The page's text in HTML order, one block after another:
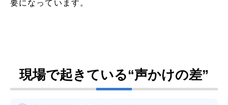
要になっています。
現場で起きている“声かけの差”